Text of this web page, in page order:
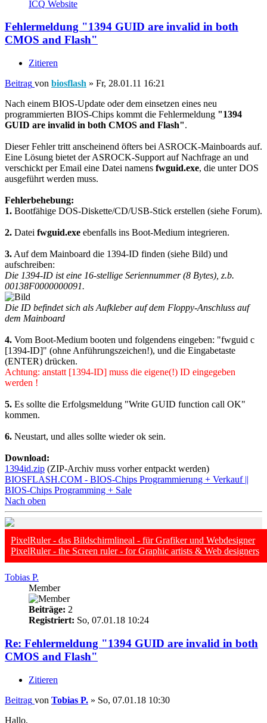
ICQ Website
Fehlermeldung "1394 GUID are invalid in both
CMOS and Flash"
Zitieren
Beitrag von biosflash » Fr, 28.01.11 16:21
Nach einem BIOS-Update oder dem einsetzen eines neu
programmierten BIOS-Chips kommt die Fehlermeldung "1394
GUID are invalid in both CMOS and Flash".
Dieser Fehler tritt anscheinend öfters bei ASROCK-Mainboards auf.
Eine Lösung bietet der ASROCK-Support auf Nachfrage an und
verschickt per Email eine Datei namens fwguid.exe, die unter DOS
ausgeführt werden muss.
Fehlerbehebung:
1. Bootfähige DOS-Diskette/CD/USB-Stick erstellen (siehe Forum).
2. Datei fwguid.exe ebenfalls ins Boot-Medium integrieren.
3. Auf dem Mainboard die 1394-ID finden (siehe Bild) und
aufschreiben:
Die 1394-ID ist eine 16-stellige Seriennummer (8 Bytes), z.b.
00138F0000000091.
Die ID befindet sich als Aufkleber auf dem Floppy-Anschluss auf
dem Mainboard
4. Vom Boot-Medium booten und folgendens eingeben: "fwguid c
[1394-ID]" (ohne Anführungszeichen!), und die Eingabetaste
(ENTER) drücken.
Achtung: anstatt [1394-ID] muss die eigene(!) ID eingegeben
werden !
5. Es sollte die Erfolgsmeldung "Write GUID function call OK"
kommen.
6. Neustart, und alles sollte wieder ok sein.
Download:
1394id.zip (ZIP-Archiv muss vorher entpackt werden)
BIOSFLASH.COM - BIOS-Chips Programmierung + Verkauf ||
BIOS-Chips Programming + Sale
Nach oben
PixelRuler - das Bildschirmlineal - für Grafiker und Webdesigner
PixelRuler - the Screen ruler - for Graphic artists & Web designers
Tobias P.
Member
Beiträge: 2
Registriert: So, 07.01.18 10:24
Re: Fehlermeldung "1394 GUID are invalid in both
CMOS and Flash"
Zitieren
Beitrag von Tobias P. » So, 07.01.18 10:30
Hallo,